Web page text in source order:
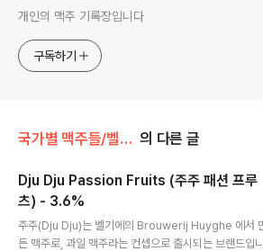
개인의 맥주 기록장입니다
구독하기
국가별 맥주들/벨기에 의 다른 글
Dju Dju Passion Fruits (주주 패션 프루
츠) - 3.6%
주주(Dju Dju)는 벨기에의 Brouwerij Huyghe 에서
든 맥주로, 과일 맥주라는 컨셉으로 출시되는 브랜드입니